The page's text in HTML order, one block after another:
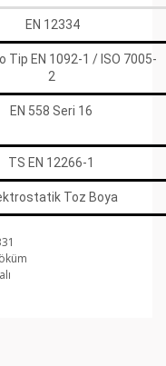
EN 12334
Tip EN 1092-1 / ISO 7005-
2
EN 558 Seri 16
TS EN 12266-1
Toz Boya